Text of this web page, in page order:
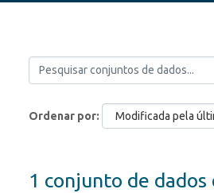
Ordenar por
1 conjunto de